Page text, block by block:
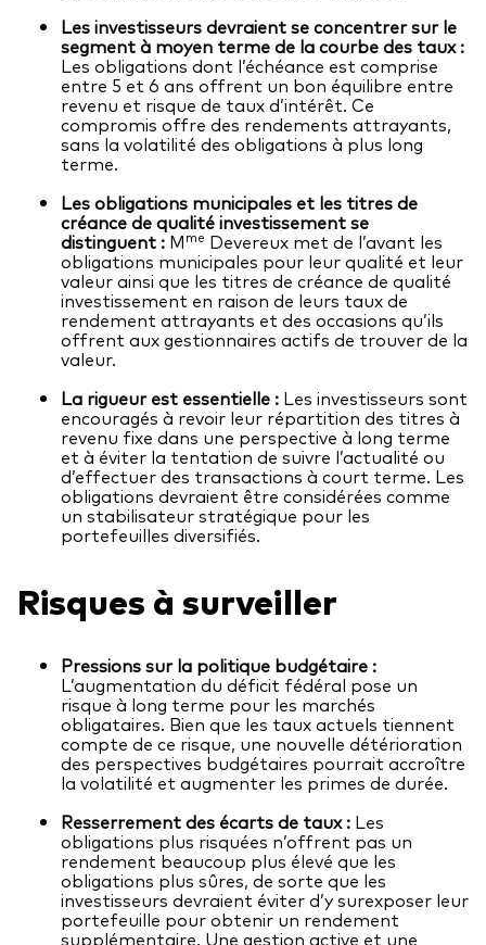
Par l’intermédiaire d’un compte de courtage en
ligne
Ressources destinées aux investisseurs
Centre fiscal
Indices de référence
Régime de réinvestissement des distributions
Outils pour les investisseurs
Comparez les fonds
Questionnaire sur la personnalité d’investisseur
Les investisseurs devraient se concentrer sur le
segment à moyen terme de la courbe des taux :
Les obligations dont l’échéance est comprise
entre 5 et 6 ans offrent un bon équilibre entre
revenu et risque de taux d’intérêt. Ce
compromis offre des rendements attrayants,
sans la volatilité des obligations à plus long
terme.
Les obligations municipales et les titres de
créance de qualité investissement se
distinguent : Mme Devereux met de l’avant les
obligations municipales pour leur qualité et leur
valeur ainsi que les titres de créance de qualité
investissement en raison de leurs taux de
rendement attrayants et des occasions qu’ils
offrent aux gestionnaires actifs de trouver de la
valeur.
La rigueur est essentielle : Les investisseurs sont
encouragés à revoir leur répartition des titres à
revenu fixe dans une perspective à long terme
et à éviter la tentation de suivre l’actualité ou
d’effectuer des transactions à court terme. Les
obligations devraient être considérées comme
un stabilisateur stratégique pour les
portefeuilles diversifiés.
Risques à surveiller
Pressions sur la politique budgétaire :
L’augmentation du déficit fédéral pose un
risque à long terme pour les marchés
obligataires. Bien que les taux actuels tiennent
compte de ce risque, une nouvelle détérioration
des perspectives budgétaires pourrait accroître
la volatilité et augmenter les primes de durée.
Resserrement des écarts de taux : Les
obligations plus risquées n’offrent pas un
rendement beaucoup plus élevé que les
obligations plus sûres, de sorte que les
investisseurs devraient éviter d’y surexposer leur
portefeuille pour obtenir un rendement
supplémentaire. Une gestion active et une